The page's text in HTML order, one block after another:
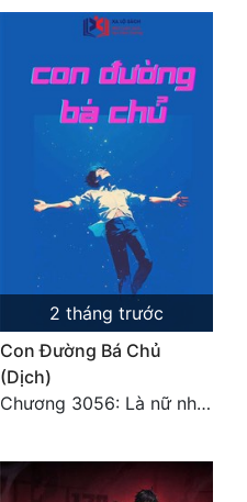
2 tháng trước
Con Đường Bá Chủ
(Dịch)
Chương 3056: Là nữ nhân